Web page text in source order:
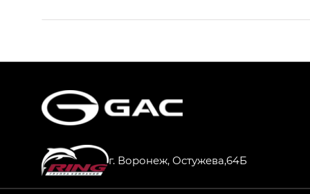
HYPTEC HT — Хайптек Эйч Ти (HYPTEC
AION V — Айон Ви в комплектациях Экс
GS8 — Джи Эс 8 (GS8) в комплектациях
г. Воронеж, Остужева,64Б